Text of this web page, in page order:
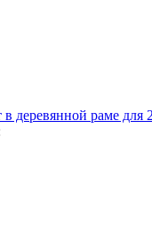
в деревянной раме